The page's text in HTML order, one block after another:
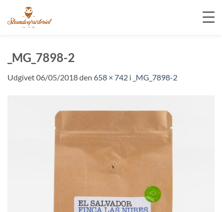
indhold
_MG_7898-2
Udgivet06/05/2018den 658 × 742 i _MG_7898-2